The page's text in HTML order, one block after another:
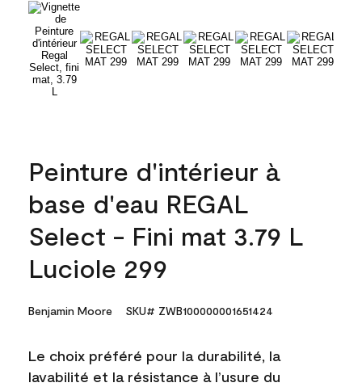
Peinture d'intérieur à
base d'eau REGAL
Select - Fini mat 3.79 L
Luciole 299
Benjamin Moore SKU# ZWB100000001651424
Le choix préféré pour la durabilité, la
lavabilité et la résistance à l’usure du